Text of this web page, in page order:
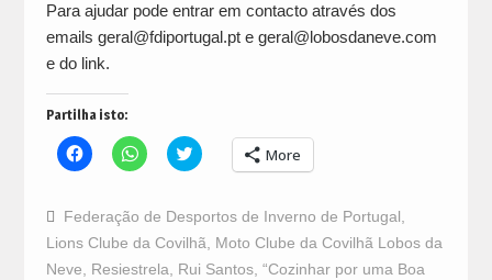
Para ajudar pode entrar em contacto através dos
emails geral@fdiportugal.pt e geral@lobosdaneve.com
e do link.
Partilha isto:
Click
to
Facebook
(Opens
in
new
window)
Click
to
WhatsApp
(Opens
in
new
window)
Click
to
Twitter
(Opens
in
new
window)
More
Federação de Desportos de Inverno de Portugal
Lions Clube da Covilhã
Moto Clube da Covilhã Lobos da
Neve
Resiestrela Rui Santos, “Cozinhar por uma Boa